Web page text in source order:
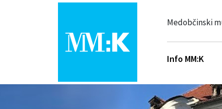
Medobčinski
Info MM:K